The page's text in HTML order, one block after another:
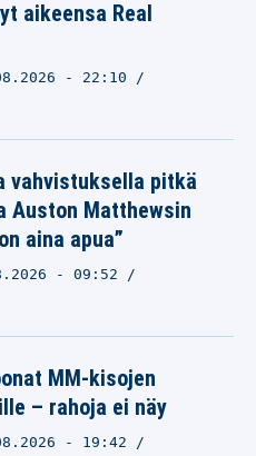
aikeensa Real
- 22:10
vahvistuksella pitkä
Auston Matthewsin
aina apua”
- 09:52
MM-kisojen
– rahoja ei näy
- 19:42